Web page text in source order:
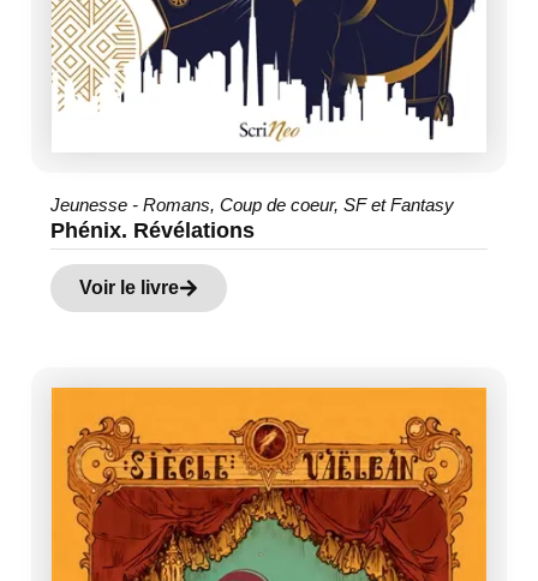
Jeunesse - Romans, Coup de coeur, SF et Fantasy
Phénix. Révélations
Voir le livre